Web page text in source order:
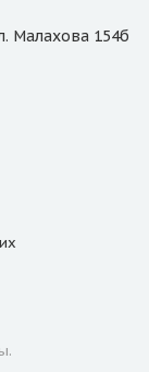
Малахова 154б